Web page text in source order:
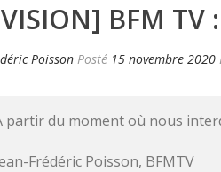
BFM TV
Poisson Posté 15 novembre 2020
partir du moment où nous
Frédéric Poisson, BFMTV